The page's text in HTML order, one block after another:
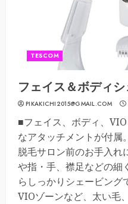
TESCOM
フェイス＆ボディ
PIKAKICHI2015@GMAIL.COM
■フェイス、ボディ、
なアタッチメントが付属
脱毛サロン前のお手入れ
や指・手、襟足などの細
らしっかりシェービング
VIOゾーンなど、太い毛